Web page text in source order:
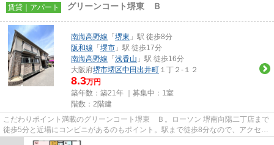
賃貸｜アパート グリーンコート堺東 Ｂ
南海高野線 「 堺東 」駅 徒歩8分
阪和線 「 堺市 」駅 徒歩17分
南海高野線 「 浅香山 」駅 徒歩16分
大阪府堺市堺区中田出井町 １丁２-１２
8.3万円
築年数：築21年 ｜募集中： 1室
階数：2階建
こだわりポイント満載のグリーンコート堺東 Ｂ。ローソン 堺南向陽二丁店まで
徒歩5分と近場にコンビニがあるのもポイント。駅まで徒歩8分なので、アクセス
の良い物件です。こちらのア...